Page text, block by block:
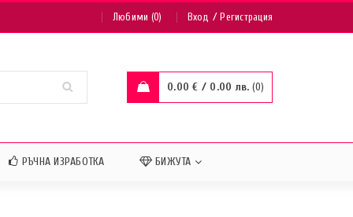
Любими (0) Вход /Регистрация
0.00€ / 0.00 лв. 0
РЪЧНА ИЗРАБОТКА БИЖУТА